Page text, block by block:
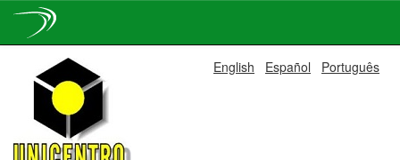
navigation
English Español Português